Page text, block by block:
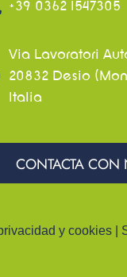
+39 0362 1547305
Via Lavoratori
20832 Desio
Italia
CONTACTA CON
y cookies